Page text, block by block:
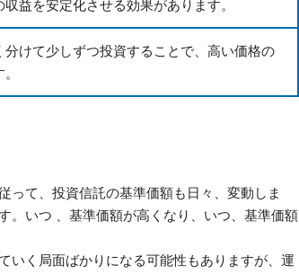
益を安定化させる効果があります。
けて少しずつ投資することで、高い価格の
って、投資信託の基準価額も日々、変動しま
。いつ 、基準価額が高くなり、いつ、基準価額
いく局面ばかりになる可能性もありますが、運